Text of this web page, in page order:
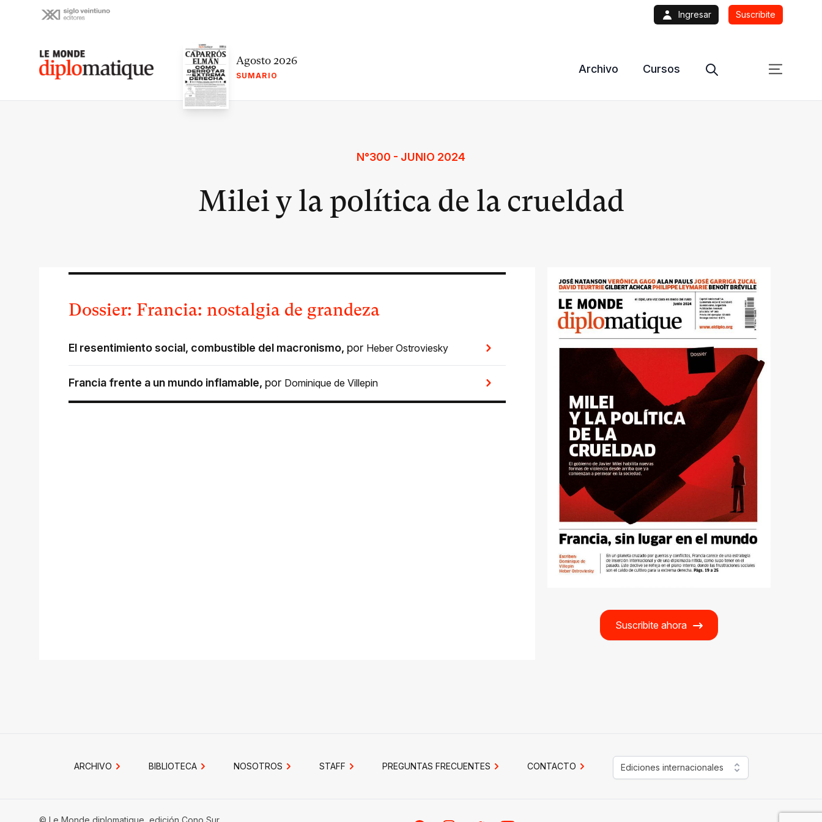
Ingresar Suscribite
Le monde diplomatique Agosto 2026
SUMARIO
Archivo Cursos
N°300 - JUNIO 2024
Milei y la política de la crueldad
Suscribite ahora
Dossier: Francia: nostalgia de grandeza
El resentimiento social, combustible del macronismo, por Heber Ostroviesky
Francia frente a un mundo inflamable, por Dominique de Villepin
ARCHIVO BIBLIOTECA NOSOTROS STAFF PREGUNTAS FRECUENTES CONTACTO Ediciones internacionales